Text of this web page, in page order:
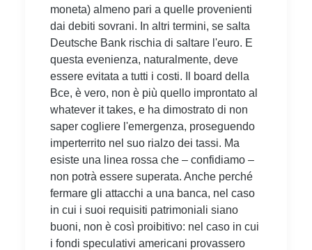
moneta) almeno pari a quelle provenienti
dai debiti sovrani. In altri termini, se salta
Deutsche Bank rischia di saltare l'euro. E
questa evenienza, naturalmente, deve
essere evitata a tutti i costi. Il board della
Bce, è vero, non è più quello improntato al
whatever it takes, e ha dimostrato di non
saper cogliere l'emergenza, proseguendo
imperterrito nel suo rialzo dei tassi. Ma
esiste una linea rossa che – confidiamo –
non potrà essere superata. Anche perché
fermare gli attacchi a una banca, nel caso
in cui i suoi requisiti patrimoniali siano
buoni, non è così proibitivo: nel caso in cui
i fondi speculativi americani provassero